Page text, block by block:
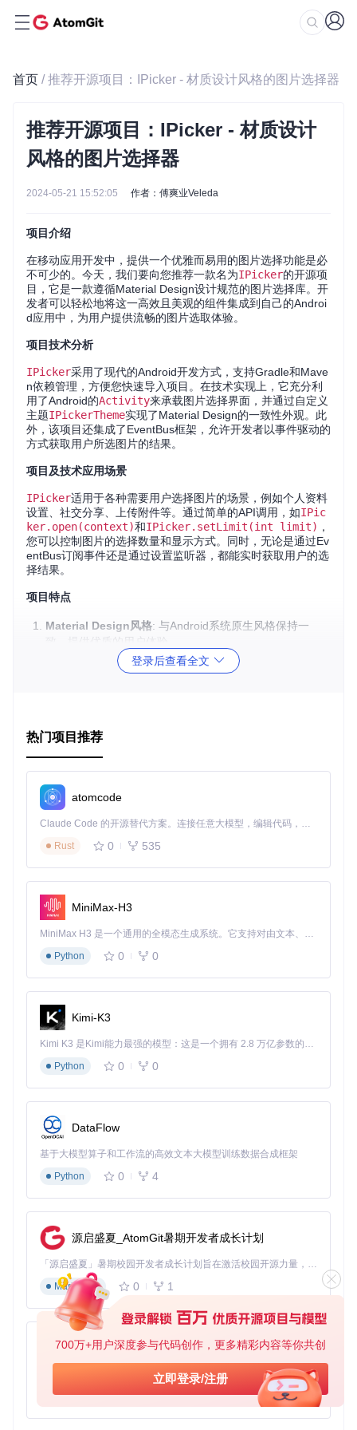
700万+用户深度参与代码创作，更多精彩内容等你共创
立即登录/注册
首页 / 推荐开源项目：IPicker - 材质设计风格的图片选择器
推荐开源项目：IPicker - 材质设计
风格的图片选择器
2024-05-21 15:52:05 作者：傅爽业Veleda
项目介绍
在移动应用开发中，提供一个优雅而易用的图片选择功能是必
不可少的。今天，我们要向您推荐一款名为IPicker的开源项
目，它是一款遵循Material Design设计规范的图片选择库。开
发者可以轻松地将这一高效且美观的组件集成到自己的Androi
d应用中，为用户提供流畅的图片选取体验。
项目技术分析
IPicker采用了现代的Android开发方式，支持Gradle和Mave
n依赖管理，方便您快速导入项目。在技术实现上，它充分利
用了Android的Activity来承载图片选择界面，并通过自定义
主题IPickerTheme实现了Material Design的一致性外观。此
外，该项目还集成了EventBus框架，允许开发者以事件驱动的
方式获取用户所选图片的结果。
项目及技术应用场景
IPicker适用于各种需要用户选择图片的场景，例如个人资料
设置、社交分享、上传附件等。通过简单的API调用，如IPic
ker.open(context)和IPicker.setLimit(int limit) ，
您可以控制图片的选择数量和显示方式。同时，无论是通过Ev
entBus订阅事件还是通过设置监听器，都能实时获取用户的选
择结果。
项目特点
Material Design风格: 与Android系统原生风格保持一
致，提供优质的用户体验。
: 支持图片数量限制，满足不同业务需求。
: 使用EventBus框架，使代码结构更加清晰，易
droid编程的新手，都值得尝试并集成这个开源项目。现在就行
动起来，让您的应用也能拥有这种专业级的图片选择功能吧！
登录后查看全文
热门项目推荐
atomcode
Claude Code 的开源替代方案。连接任意大模型，编辑代码，运行命令，自动验证 — 全自动执行。用 Rust 构建，极致性能。 ｜ An open-source alternative to Claude Code. Connect any LLM, edit code, run commands, and verify changes — autonomously. Built in Rust for speed. Get Started
Rust
0 535
MiniMax-H3
MiniMax H3 是一个通用的全模态生成系统。它支持对由文本、图像、视频和音频组成的多模态上下文进行统一理解，并能生成分辨率高达 2K、时长可达 15 秒的带原生立体声音频的视频。得益于面向任务泛化的系统设计，H3 在预训练阶段就已具备广泛的多模态上下文理解与生成能力，能够出色地执行复杂的多模态指令。
Python
0 0
Kimi-K3
Kimi K3 是Kimi能力最强的模型：这是一个拥有 2.8 万亿参数的混合专家（MoE）模型，具备原生视觉理解能力，并支持 100 万 token 的上下文窗口。
Python
0 0
DataFlow
基于大模型算子和工作流的高效文本大模型训练数据合成框架
Python
0 4
源启盛夏_AtomGit暑期开发者成长计划
「源启盛夏」暑期校园开发者成长计划旨在激活校园开源力量，通过积分激励、认证扶持、资源倾斜等形式，引导高校组织和开发者完成「入驻 — 建项目 — 做贡献 — 获认证 — 得资源」的完整闭环。无论你是想带领社团入驻平台的组织者，还是希望用代码贡献证明自己的开发者，都能在这里找到属于你的成长路径。
Markdown
0 1
py-xiaozhi
基于Python的Xiaozhi AI，适用于想要完整Xiaozhi体验而无需拥有专用硬件的用户。
Python
0 1